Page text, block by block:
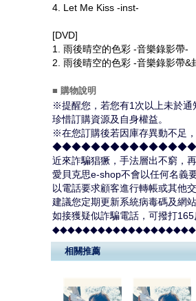
4. Let Me Kiss -inst-
[DVD]
1. 雨後晴空的色彩 -音樂錄影帶-
2. 雨後晴空的色彩 -音樂錄影帶&
■ 購物說明
※提醒您，若您有1次以上未於通
珍惜訂購資源及自身權益。
※在您訂購後若因庫存異動不足
近來詐騙猖獗，手法層出不窮，
愛貝克思e-shop不會以任何名義
以電話要求顧客進行轉帳或其他
建議您定期更新系統病毒碼及網
如接獲疑似詐騙電話，可撥打165
相關推薦